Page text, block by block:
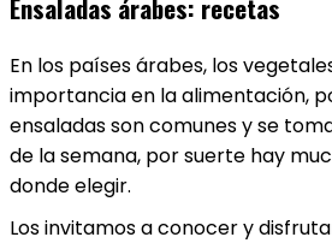
Ensaladas árabes: recetas
En los países árabes, los
importancia en la alimentación,
ensaladas son comunes y se
de la semana, por suerte hay
donde elegir.
Los invitamos a conocer y